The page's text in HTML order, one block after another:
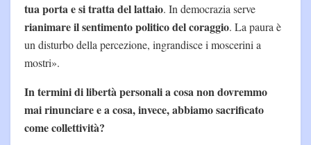
tua porta e si tratta del lattaio. In democrazia serve
rianimare il sentimento politico del coraggio. La paura è
un disturbo della percezione, ingrandisce i moscerini a
mostri».
In termini di libertà personali a cosa non dovremmo
mai rinunciare e a cosa, invece, abbiamo sacrificato
come collettività?